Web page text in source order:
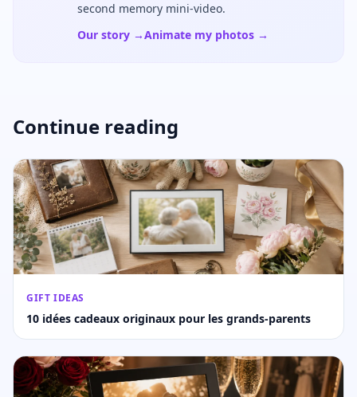
second memory mini-video.
Our story →Animate my photos →
Continue reading
GIFT IDEAS
10 idées cadeaux originaux pour les grands-parents